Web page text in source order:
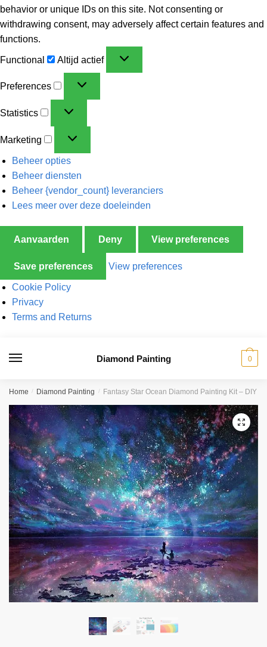
behavior or unique IDs on this site. Not consenting or
withdrawing consent, may adversely affect certain features and
functions.
Functional Altijd actief
Preferences
Statistics
Marketing
Beheer opties
Beheer diensten
Beheer {vendor_count} leveranciers
Lees meer over deze doeleinden
Aanvaarden Deny View preferences
Save preferences View preferences
Cookie Policy
Privacy
Terms and Returns
Diamond Painting 0
Home / Diamond Painting / Fantasy Star Ocean Diamond Painting Kit – DIY
🔍